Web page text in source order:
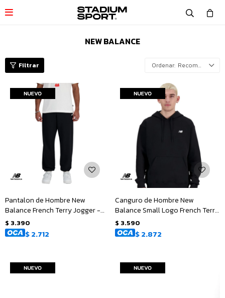

NEW BALANCE
Recomendados
Pantalon de Hombre New
Balance French Terry Jogger -
Negro
$ 3.390
$2.712
Canguro de Hombre New
Balance Small Logo French Terry
Hoodie - Negro
$ 3.590
$2.872